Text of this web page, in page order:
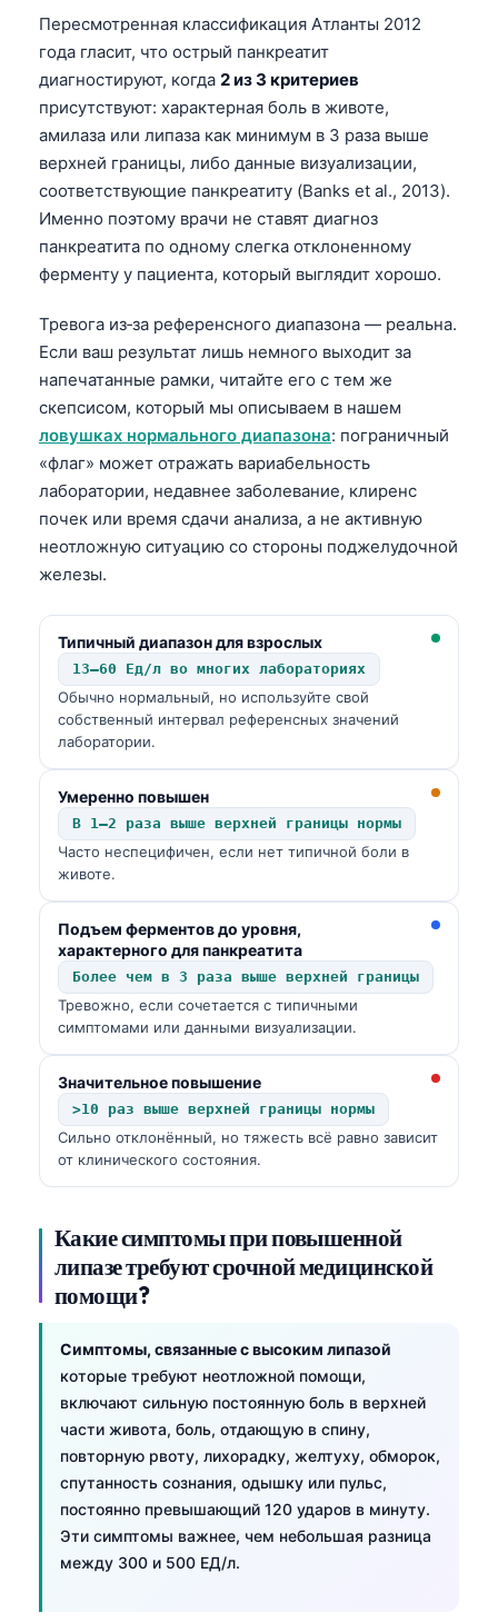
Пересмотренная классификация Атланты 2012
года гласит, что острый панкреатит
диагностируют, когда 2 из 3 критериев
присутствуют: характерная боль в животе,
амилаза или липаза как минимум в 3 раза выше
верхней границы, либо данные визуализации,
соответствующие панкреатиту (Banks et al., 2013).
Именно поэтому врачи не ставят диагноз
панкреатита по одному слегка отклоненному
ферменту у пациента, который выглядит хорошо.
Тревога из‑за референсного диапазона — реальна.
Если ваш результат лишь немного выходит за
напечатанные рамки, читайте его с тем же
скепсисом, который мы описываем в нашем
ловушках нормального диапазона: пограничный
«флаг» может отражать вариабельность
лаборатории, недавнее заболевание, клиренс
почек или время сдачи анализа, а не активную
неотложную ситуацию со стороны поджелудочной
железы.
Типичный диапазон для взрослых
13–60 Ед/л во многих лабораториях
Обычно нормальный, но используйте свой
собственный интервал референсных значений
лаборатории.
Умеренно повышен
В 1–2 раза выше верхней границы нормы
Часто неспецифичен, если нет типичной боли в
животе.
Подъем ферментов до уровня,
характерного для панкреатита
Более чем в 3 раза выше верхней границы
Тревожно, если сочетается с типичными
симптомами или данными визуализации.
Значительное повышение
>10 раз выше верхней границы нормы
Сильно отклонённый, но тяжесть всё равно зависит
от клинического состояния.
Какие симптомы при повышенной
липазе требуют срочной медицинской
помощи?
Симптомы, связанные с высоким липазой
которые требуют неотложной помощи,
включают сильную постоянную боль в верхней
части живота, боль, отдающую в спину,
повторную рвоту, лихорадку, желтуху, обморок,
спутанность сознания, одышку или пульс,
постоянно превышающий 120 ударов в минуту.
Эти симптомы важнее, чем небольшая разница
между 300 и 500 ЕД/л.